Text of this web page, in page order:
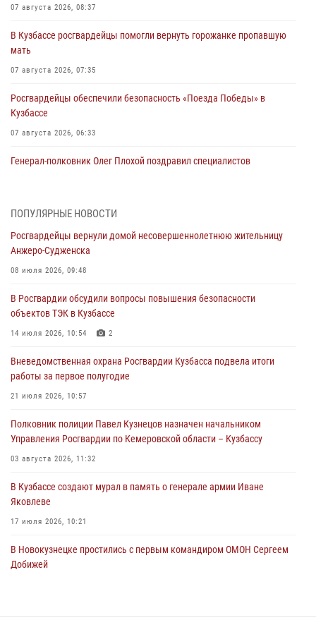
07 августа 2026, 08:37
В Кузбассе росгвардейцы помогли вернуть горожанке пропавшую
мать
07 августа 2026, 07:35
Росгвардейцы обеспечили безопасность «Поезда Победы» в
Кузбассе
07 августа 2026, 06:33
Генерал-полковник Олег Плохой поздравил специалистов
07 августа 2026, 05:32
С 1 сентября 2026 года вступает в силу новый федеральный закон о
частной охранной деятельности
06 августа 2026, 10:19
Росгвардейцы задержали предполагаемого виновника причинения
ножевого ранения кемеровчанину
06 августа 2026, 09:18
Росгвардейцы задержали мужчину, повредившего имущество
горожанки
06 августа 2026, 08:17
Росгвардейцы пресекли противоправные действия и защитили
новокузнечанку от агрессивного знакомого
06 августа 2026, 07:16
ПОПУЛЯРНЫЕ НОВОСТИ
Росгвардейцы вернули домой несовершеннолетнюю жительницу
Анжеро-Судженска
08 июля 2026, 09:48
В Росгвардии обсудили вопросы повышения безопасности
объектов ТЭК в Кузбассе
14 июля 2026, 10:54 2
Вневедомственная охрана Росгвардии Кузбасса подвела итоги
работы за первое полугодие
21 июля 2026, 10:57
Полковник полиции Павел Кузнецов назначен начальником
Управления Росгвардии по Кемеровской области – Кузбассу
03 августа 2026, 11:32
В Кузбассе создают мурал в память о генерале армии Иване
Яковлеве
17 июля 2026, 10:21
В Новокузнецке простились с первым командиром ОМОН Сергеем
Добижей